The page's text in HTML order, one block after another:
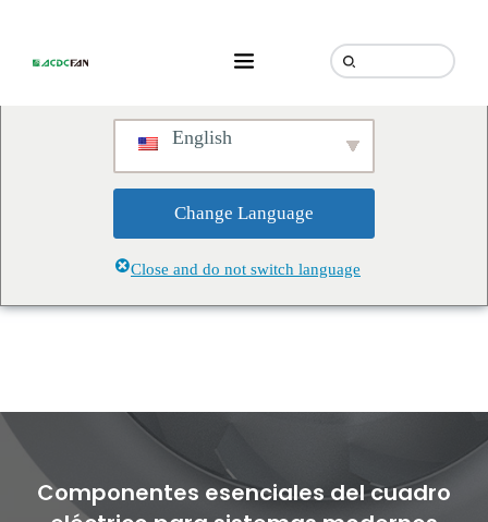
speaking a different language.
Do you want to change to:
English
Change Language
Close and do not switch language
Componentes esenciales del cuadro